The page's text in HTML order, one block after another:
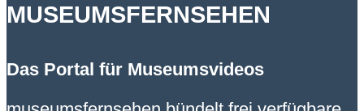
MUSEUMSFERNSEHEN
Das Portal für Museumsvideos